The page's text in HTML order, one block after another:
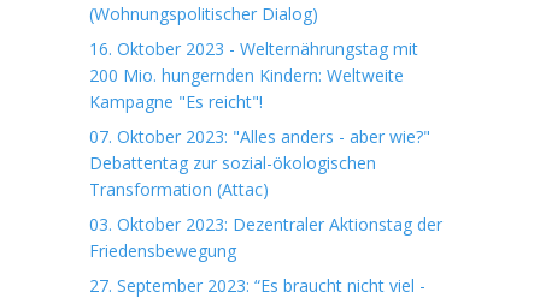
(Wohnungspolitischer Dialog)
16. Oktober 2023 - Welternährungstag mit
200 Mio. hungernden Kindern: Weltweite
Kampagne "Es reicht"!
07. Oktober 2023: "Alles anders - aber wie?"
Debattentag zur sozial-ökologischen
Transformation (Attac)
03. Oktober 2023: Dezentraler Aktionstag der
Friedensbewegung
27. September 2023: “Es braucht nicht viel -